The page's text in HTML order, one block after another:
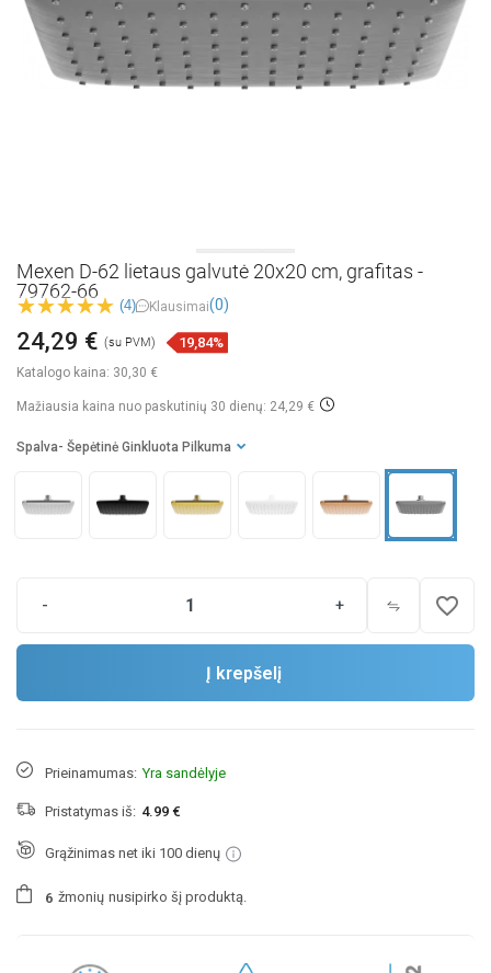
Mexen D-62 lietaus galvutė 20x20 cm, grafitas -
79762-66
(4) Klausimai(0)
Katalogo kaina: 30,30 €
24,29 € (su PVM) 19,84%
Mažiausia kaina nuo paskutinių 30 dienų: 24,29 €
Spalva - Šepėtinė Ginkluota Pilkuma
- + favorite_border
Į krepšelį
Prieinamumas: Yra sandėlyje
Pristatymas iš: 4.99 €
Grąžinimas net iki 100 dienų
6 žmonių nusipirko šį produktą.